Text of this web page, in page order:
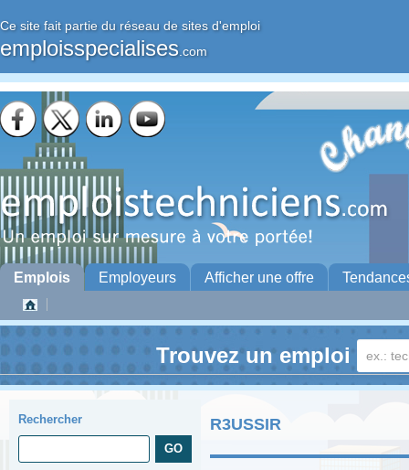
Ce site fait partie du réseau de sites d'emploi
emploisspecialises .com
Emplois Employeurs Afficher une offre
Trouvez un emploi
Rechercher R3USSIR